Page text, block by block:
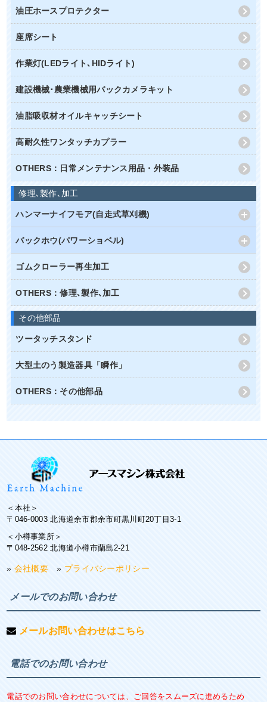
油圧ホースプロテクター
座席シート
作業灯(LEDライト､HIDライト)
建設機械･農業機械用バックカメラキット
油脂吸収材オイルキャッチシート
高耐久性ワンタッチカプラー
OTHERS：日常メンテナンス用品・外装品
修理､製作､加工
ハンマーナイフモア(自走式草刈機)
バックホウ(パワーショベル)
ゴムクローラー再生加工
OTHERS：修理､製作､加工
その他部品
ツータッチスタンド
大型土のう製造器具「瞬作」
OTHERS：その他部品
＜本社＞
〒046-0003 北海道余市郡余市町黒川町20丁目3-1
＜小樽事業所＞
〒048-2562 北海道小樽市蘭島2-21
» 会社概要 » プライバシーポリシー
メールでのお問い合わせ
メールお問い合わせはこちら
電話でのお問い合わせ
電話でのお問い合わせについては、ご回答をスムーズに進めるため